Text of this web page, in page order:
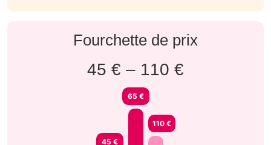
Fourchette de prix
45 € – 110 €
45 €
65 €
110 €